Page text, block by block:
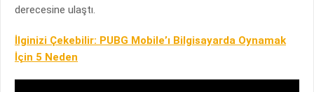
derecesine ulaştı.
İlginizi Çekebilir: PUBG Mobile’ı Bilgisayarda Oynamak
İçin 5 Neden